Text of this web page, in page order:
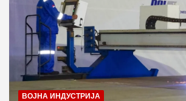
ВОЈНА ИНДУСТРИЈА